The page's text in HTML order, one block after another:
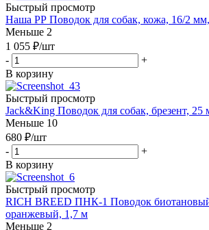
Быстрый просмотр
Наша РР Поводок для собак, кожа, 16/2
Меньше 2
1 055 ₽/шт
-
+
В корзину
Быстрый просмотр
Jack&King Поводок для собак, брезент,
Меньше 10
680 ₽/шт
-
+
В корзину
Быстрый просмотр
RICH BREED ПНК-1 Поводок
оранжевый, 1,7 м
Меньше 2